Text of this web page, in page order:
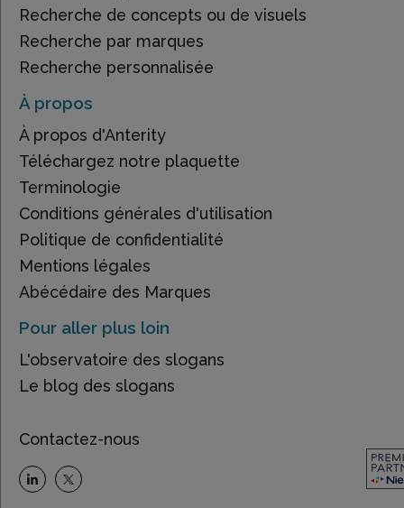
Recherche de concepts ou de visuels
Recherche par marques
Recherche personnalisée
À propos
À propos d'Anterity
Téléchargez notre plaquette
Terminologie
Conditions générales d'utilisation
Politique de confidentialité
Mentions légales
Abécédaire des Marques
Pour aller plus loin
L'observatoire des slogans
Le blog des slogans
Contactez-nous